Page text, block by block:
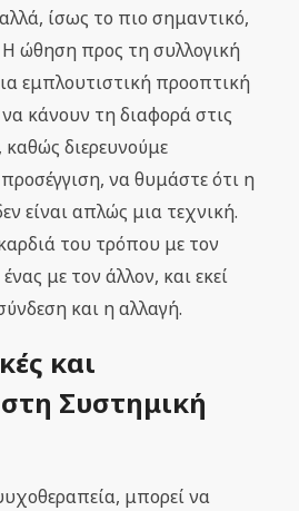
ίσως το πιο σημαντικό,
ώθηση προς τη συλλογική
εμπλουτιστική προοπτική
κάνουν τη διαφορά στις
διερευνούμε
να θυμάστε ότι η
είναι απλώς μια τεχνική.
του τρόπου με τον
με τον άλλον, και εκεί
και η αλλαγή.
και
Συστημική
μπορεί να